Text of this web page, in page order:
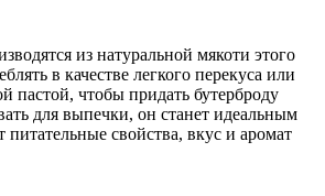
из натуральной мякоти этого
в качестве легкого перекуса или
пастой, чтобы придать бутерброду
для выпечки, он станет идеальным
питательные свойства, вкус и аромат